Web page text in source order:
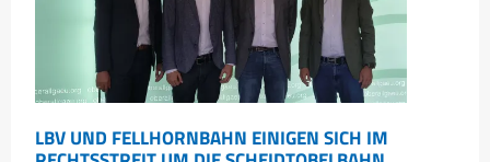
LBV UND FELLHORNBAHN EINIGEN SICH IM